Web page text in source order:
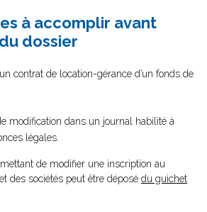
à accomplir avant
dossier
contrat de location-gérance d’un fonds de
modification dans un journal habilité à
légales.
de modifier une inscription au
des sociétés peut être déposé du guichet